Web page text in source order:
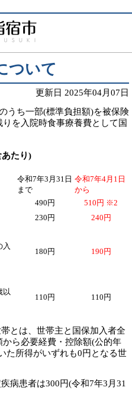
ついて
更新日 2025年04月07日
うち一部(標準負担額)を被保険
を入院時食事療養費として国
たり)
令和7年3月31日
まで
令和7年4月1日
から
490円 510円 ※2
230円 240円
180円 190円
以
110円 110円
とは、世帯主と国保加入者全
ら必要経費・控除額(公的年
た所得がいずれも0円となる世
病患者は300円(令和7年3月31